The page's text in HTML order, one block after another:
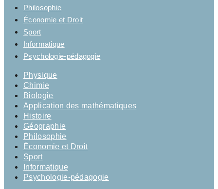
Philosophie
Économie et Droit
Sport
Informatique
Psychologie-pédagogie
Physique
Chimie
Biologie
Application des mathématiques
Histoire
Géographie
Philosophie
Économie et Droit
Sport
Informatique
Psychologie-pédagogie